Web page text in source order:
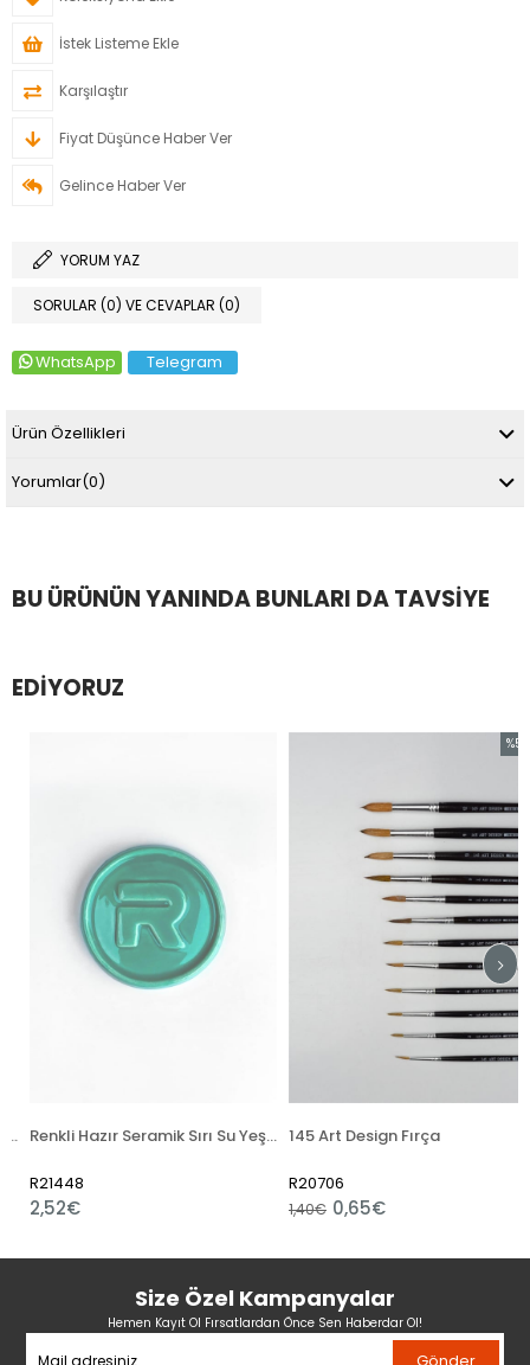
İstek Listeme Ekle
Karşılaştır
Fiyat Düşünce Haber Ver
Gelince Haber Ver
YORUM YAZ
SORULAR (0) VE CEVAPLAR (0)
WhatsApp Telegram
Ürün Özellikleri
Yorumlar(0)
BU ÜRÜNÜN YANINDA BUNLARI DA TAVSIYE
EDIYORUZ
Renkli Hazır Seramik Sırı Su Yeşili 6135 (1050 °C)
R21448
2,52€
145 Art Design Fırça
R20706
0,65€
1,40€
%54
Size Özel Kampanyalar
Hemen Kayıt Ol Fırsatlardan Önce Sen Haberdar Ol!